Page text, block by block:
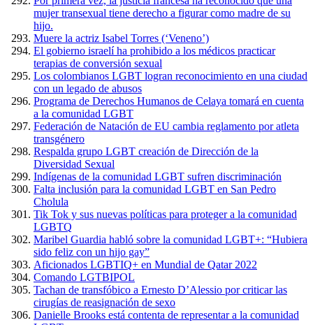
mujer transexual tiene derecho a figurar como madre de su
hijo.
Muere la actriz Isabel Torres (‘Veneno’)
El gobierno israelí ha prohibido a los médicos practicar
terapias de conversión sexual
Los colombianos LGBT logran reconocimiento en una ciudad
con un legado de abusos
Programa de Derechos Humanos de Celaya tomará en cuenta
a la comunidad LGBT
Federación de Natación de EU cambia reglamento por atleta
transgénero
Respalda grupo LGBT creación de Dirección de la
Diversidad Sexual
Indígenas de la comunidad LGBT sufren discriminación
Falta inclusión para la comunidad LGBT en San Pedro
Cholula
Tik Tok y sus nuevas políticas para proteger a la comunidad
LGBTQ
Maribel Guardia habló sobre la comunidad LGBT+: “Hubiera
sido feliz con un hijo gay”
Aficionados LGBTIQ+ en Mundial de Qatar 2022
Comando LGTBIPOL
Tachan de transfóbico a Ernesto D’Alessio por criticar las
cirugías de reasignación de sexo
Danielle Brooks está contenta de representar a la comunidad